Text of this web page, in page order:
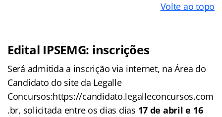
Volte ao topo
Edital IPSEMG: inscrições
Será admitida a inscrição via internet, na Área do
Candidato do site da Legalle
Concursos:https://candidato.legalleconcursos.com
.br, solicitada entre os dias dias 17 de abril e 16